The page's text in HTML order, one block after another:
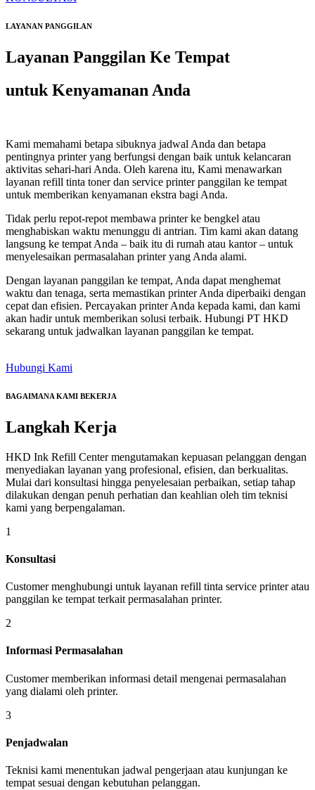
LAYANAN PANGGILAN
Layanan Panggilan Ke Tempat
untuk Kenyamanan Anda
Kami memahami betapa sibuknya jadwal Anda dan betapa
pentingnya printer yang berfungsi dengan baik untuk kelancaran
aktivitas sehari-hari Anda. Oleh karena itu, Kami menawarkan
layanan refill tinta toner dan service printer panggilan ke tempat
untuk memberikan kenyamanan ekstra bagi Anda.
Tidak perlu repot-repot membawa printer ke bengkel atau
menghabiskan waktu menunggu di antrian. Tim kami akan datang
langsung ke tempat Anda – baik itu di rumah atau kantor – untuk
menyelesaikan permasalahan printer yang Anda alami.
Dengan layanan panggilan ke tempat, Anda dapat menghemat
waktu dan tenaga, serta memastikan printer Anda diperbaiki dengan
cepat dan efisien. Percayakan printer Anda kepada kami, dan kami
akan hadir untuk memberikan solusi terbaik. Hubungi PT HKD
sekarang untuk jadwalkan layanan panggilan ke tempat.
Hubungi Kami
BAGAIMANA KAMI BEKERJA
Langkah Kerja
HKD Ink Refill Center mengutamakan kepuasan pelanggan dengan
menyediakan layanan yang profesional, efisien, dan berkualitas.
Mulai dari konsultasi hingga penyelesaian perbaikan, setiap tahap
dilakukan dengan penuh perhatian dan keahlian oleh tim teknisi
kami yang berpengalaman.
1
Konsultasi
Customer menghubungi untuk layanan refill tinta service printer atau
panggilan ke tempat terkait permasalahan printer.
2
Informasi Permasalahan
Customer memberikan informasi detail mengenai permasalahan
yang dialami oleh printer.
3
Penjadwalan
Teknisi kami menentukan jadwal pengerjaan atau kunjungan ke
tempat sesuai dengan kebutuhan pelanggan.